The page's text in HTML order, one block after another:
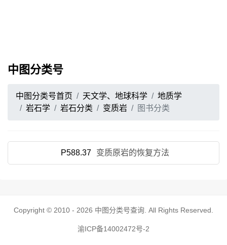
中图分类号
中图分类号首页 天文学、地球科学
地质学
岩石学
岩石分类 变质岩 图书分类
P588.37 变质原岩的恢复方法
Copyright © 2010 - 2026 中图分类号查询 . All Rights Reserved.
渝ICP备14002472号-2